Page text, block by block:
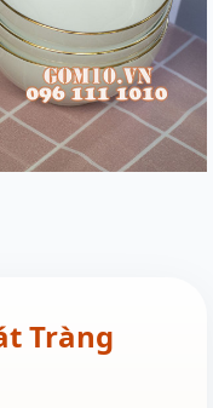
Tràng